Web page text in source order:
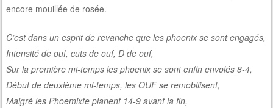
encore mouillée de rosée.
C’est dans un esprit de revanche que les phoenix se sont engagés,
Intensité de ouf, cuts de ouf, D de ouf,
Sur la première mi-temps les phoenix se sont enfin envolés 8-4,
Début de deuxième mi-temps, les OUF se remobilisent,
Malgré les Phoemixte planent 14-9 avant la fin,